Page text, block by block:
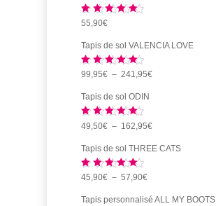
à
Note
sur 5
55,90€
Tapis de sol VALENCIA LOVE
Note 5.00
sur 5
99,95€ – 241,95€Plage
99,95€
à
Tapis de sol ODIN
Note 5.00
sur 5
49,50€ – 162,95€Plage
de
à
Tapis de sol THREE CATS
Note 5.00
sur 5
45,90€ – 57,90€Plage
de
Tapis personnalisé ALL MY BOOTS